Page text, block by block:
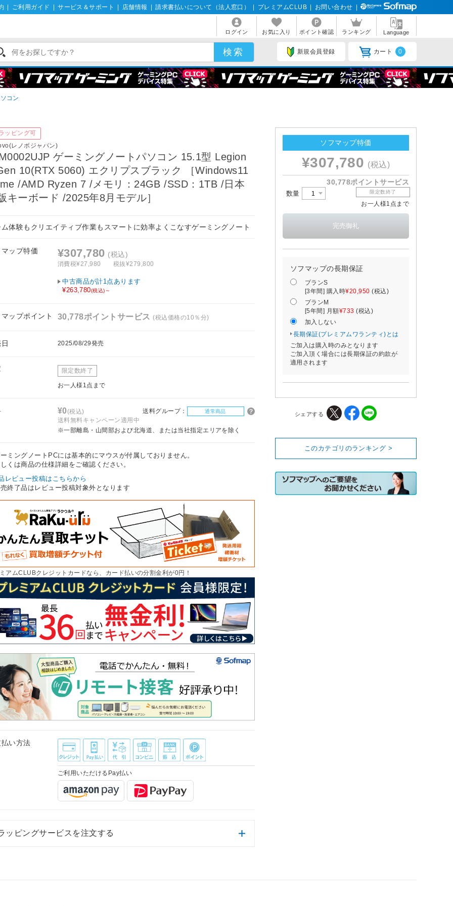
ご利用ガイド サービス＆サポート 店舗情報 請求書払いについて（法人窓口） プレミアムCLUB お問い合わせ
ログイン お気に入り ポイント確認 ランキング Language
新規会員登録 カート 0
コン
ッピング可
レノボジャパン)
ゲーミングノートパソコン 15.1型 Legion
10(RTX 5060) エクリプスブラック ［Windows11
/AMD Ryzen 7 /メモリ：24GB /SSD：1TB /日本
キーボード /2025年8月モデル］
体験もクリエイティブ作業もスマートに効率よくこなすゲーミングノート
ップ特価 ¥307,780 (税込)
消費税¥27,980 税抜¥279,800
中古商品が計1点あります
¥263,780(税込)～
ップポイント 30,778ポイントサービス(税込価格の10％分)
2025/08/29発売
限定数終了
お一人様1点まで
¥0(税込) 送料グループ： 通常商品
送料無料キャンペーン適用中
※一部離島・山間部および北海道、または当社指定エリアを除く
ミングノートPCには基本的にマウスが付属しておりません。
は商品の仕様詳細をご確認ください。
レビュー投稿はこちらから
終了品はレビュー投稿対象外となります
アムCLUBクレジットカードなら、カード払いの分割金利が0円！
い方法
ご利用いただけるPay払い
ッピングサービスを注文する
ソフマップ特価
¥307,780 (税込)
30,778ポイントサービス
数量 限定数終了
お一人様1点まで
ソフマップの長期保証
プランS
[3年間] 購入時¥20,950 (税込)
プランM
[5年間] 月額¥733 (税込)
加入しない
長期保証(プレミアムワランティ)とは
ご加入は購入時のみとなります
ご加入頂く場合には長期保証の約款が
適用されます
シェアする
このカテゴリのランキング >